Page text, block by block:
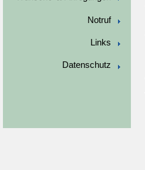
Notruf
Links
Datenschutz